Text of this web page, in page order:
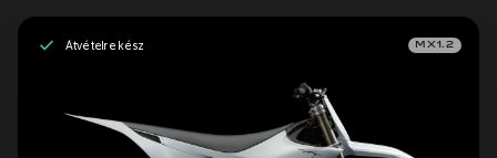
Átvételre kész MX1.2